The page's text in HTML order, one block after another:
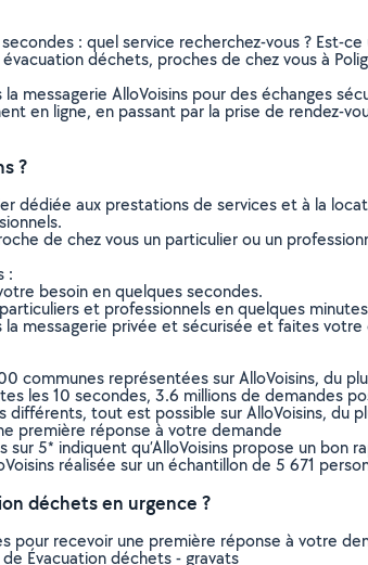
: quel service recherchez-vous ? Est-
déchets, proches de chez vous à
messagerie AlloVoisins pour des échanges
en ligne, en passant par la prise de rendez-
?
dédiée aux prestations de services et à la
de chez vous un particulier ou un
:
besoin en quelques secondes.
et professionnels en quelques
la messagerie privée et sécurisée et faites votre
communes représentées sur AlloVoisins, du
les 10 secondes, 3.6 millions de demandes
tout est possible sur AlloVoisins, du
première réponse à votre demande
sur 5* indiquent qu’AlloVoisins propose un bon
réalisée sur un échantillon de 5 671
déchets en urgence ?
pour recevoir une première réponse à votre
Évacuation déchets - gravats